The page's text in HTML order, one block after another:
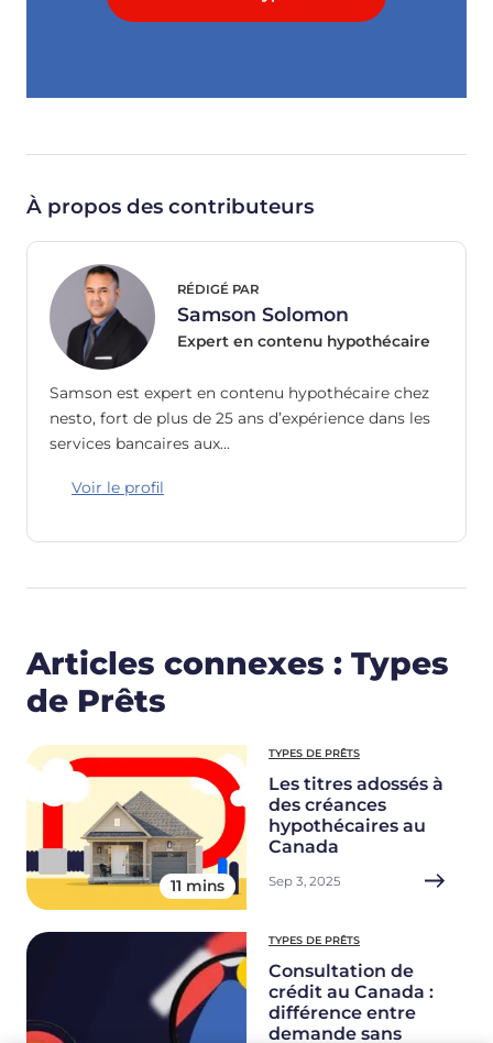
À propos des contributeurs
RÉDIGÉ PAR
Samson Solomon
Expert en contenu hypothécaire
Samson est expert en contenu hypothécaire chez
nesto, fort de plus de 25 ans d’expérience dans les
services bancaires aux…
Voir le profil
Articles connexes : Types
de Prêts
11 mins
TYPES DE PRÊTS
Les titres adossés à
des créances
hypothécaires au
Canada
Sep 3, 2025
TYPES DE PRÊTS
Consultation de
crédit au Canada :
différence entre
demande sans